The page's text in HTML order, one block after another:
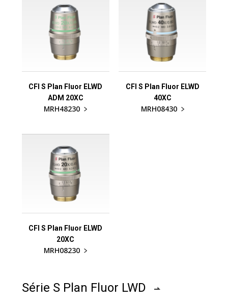
CFI S Plan Fluor ELWD
ADM 20XC
MRH48230
CFI S Plan Fluor ELWD
40XC
MRH08430
CFI S Plan Fluor ELWD
20XC
MRH08230
Série S Plan Fluor LWD